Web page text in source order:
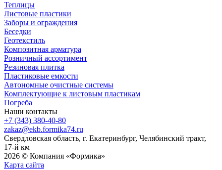
Теплицы
Листовые пластики
Заборы и ограждения
Беседки
Геотекстиль
Композитная арматура
Розничный ассортимент
Резиновая плитка
Пластиковые емкости
Автономные очистные системы
Комплектующие к листовым пластикам
Погреба
Наши контакты
+7 (343) 380-40-80
zakaz@ekb.formika74.ru
Свердловская область, г. Екатеринбург, Челябинский тракт,
17-й км
2026 © Компания «Формика»
Карта сайта